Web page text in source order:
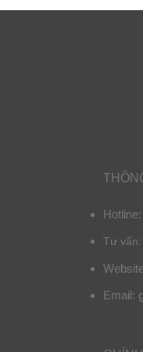
Tư
Email: